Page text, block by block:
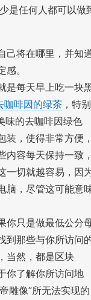
是任何人都可以做
己将在哪里，并知
。
是每天早上吃一块
咖啡因的绿茶 ，特别
味的去咖啡因绿色
装，使得非常方便
内容每天保持一致
一切就越容易，因
脑，尽管这可能意
你只是做最低公分
到那些与你所访问
当然，都是区块
你了解你所访问地
雕像”所无法实现的